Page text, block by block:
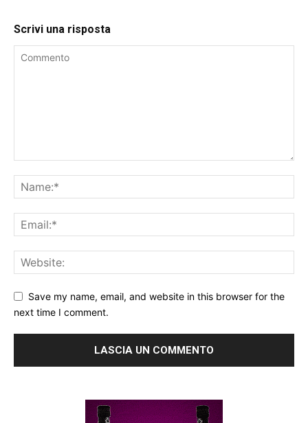
Scrivi una risposta
Save my name, email, and website in this browser for the
next time I comment.